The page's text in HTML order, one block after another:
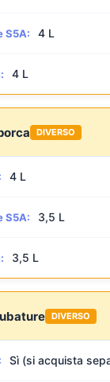
S5A: 4 L
4 L
DIVERSO
4 L
S5A: 3,5 L
3,5 L
DIVERSO
Sì (si acquista